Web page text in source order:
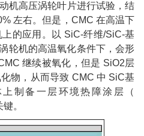
机高压涡轮叶片进行试验，结
左右。但是， CMC 在高温下
的应用。以 SiC-纤维/SiC-基
轮机的高温氧化条件下，会形
继续被氧化，但是 SiO2层
物，从而导致 CMC 中 SiC基
上制备一层环境热障涂层（
。